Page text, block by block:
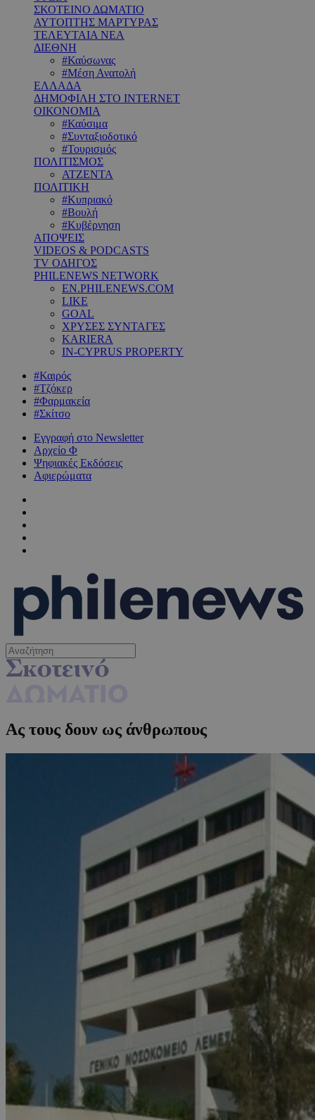
ΣΚΟΤΕΙΝΟ ΔΩΜΑΤΙΟ
ΑΥΤΟΠΤΗΣ ΜΑΡΤΥΡΑΣ
ΤΕΛΕΥΤΑΙΑ ΝΕΑ
ΔΙΕΘΝΗ
#Καύσωνας
#Μέση Ανατολή
ΕΛΛΑΔΑ
ΔΗΜΟΦΙΛΗ ΣΤΟ INTERNET
ΟΙΚΟΝΟΜΙΑ
#Καύσιμα
#Συνταξιοδοτικό
#Τουρισμός
ΠΟΛΙΤΙΣΜΟΣ
ΑΤΖΕΝΤΑ
ΠΟΛΙΤΙΚΗ
#Κυπριακό
#Βουλή
#Κυβέρνηση
ΑΠΟΨΕΙΣ
VIDEOS & PODCASTS
TV ΟΔΗΓΟΣ
PHILENEWS NETWORK
EN.PHILENEWS.COM
LIKE
GOAL
ΧΡΥΣΕΣ ΣΥΝΤΑΓΕΣ
KARIERA
IN-CYPRUS PROPERTY
#Καιρός
#Τζόκερ
#Φαρμακεία
#Σκίτσο
Εγγραφή στο Newsletter
Αρχείο Φ
Ψηφιακές Εκδόσεις
Αφιερώματα
Ας τους δουν ως άνθρωπους